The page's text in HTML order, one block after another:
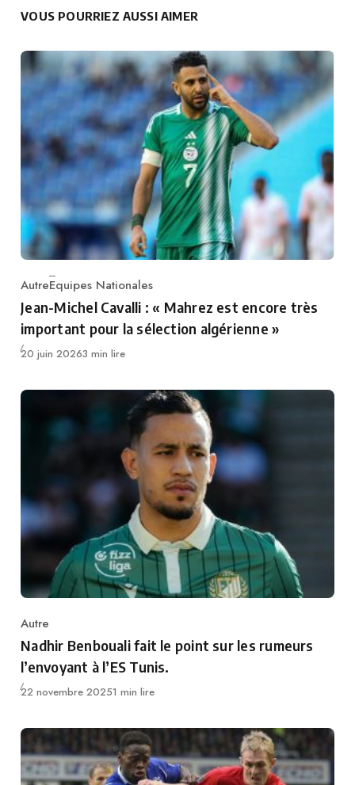
VOUS POURRIEZ AUSSI AIMER
Category
AutreEquipes Nationales
Jean-Michel Cavalli : « Mahrez est encore très
important pour la sélection algérienne »
Publié
20 juin 20263 min lire
Category
Autre
Nadhir Benbouali fait le point sur les rumeurs
l’envoyant à l’ES Tunis.
Publié
22 novembre 20251 min lire